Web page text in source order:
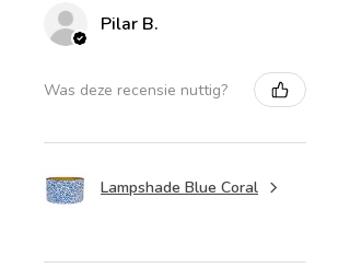
Pilar B.
Was deze recensie nuttig?
Lampshade Blue Coral